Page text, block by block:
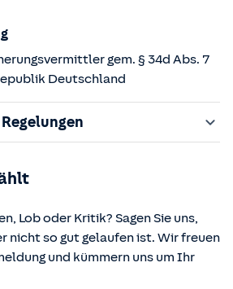
gem. § 34d Abs. 7
Deutschland
den Versicherungsvertrag
(VAG)
Versicherungsvermittlung und -
Lob oder Kritik? Sagen Sie uns,
nicht so gut gelaufen ist. Wir freuen
und kümmern uns um Ihr